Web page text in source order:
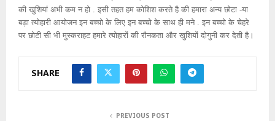
की खुशियां अभी कम न हो . इसी तहत हम कोशिश करते है की हमारा अन्य छोटा -या
बड़ा त्योहारी आयोजन इन बच्चो के लिए इन बच्चो के साथ ही मने . इन बच्चो के चेहरे
पर छोटी सी भी मुस्कराहट हमारे त्योहारों की रौनकता और खुशियों दोगुनी कर देती है।
SHARE
PREVIOUS POST